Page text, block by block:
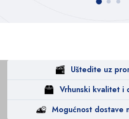
Uštedite uz
Vrhunski kvalitet i
Mogućnost dostave